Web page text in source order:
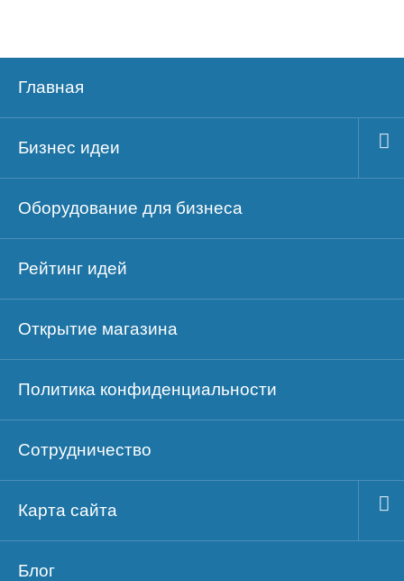
Главная
Бизнес идеи
Оборудование для бизнеса
Рейтинг идей
Открытие магазина
Политика конфиденциальности
Сотрудничество
Карта сайта
Блог